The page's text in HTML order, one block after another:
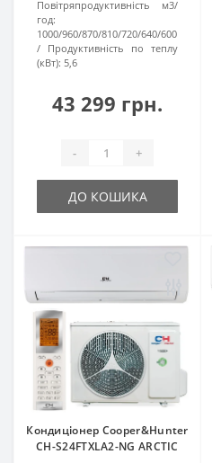
Повітряпродуктивність м3/
год:
1000/960/870/810/720/640/600
Продуктивність по теплу
(кВт): 5,6
43 299 грн.
- +
ДО КОШИКА
Кондиціонер Cooper&Hunter
CH-S24FTXLA2-NG ARCTIC